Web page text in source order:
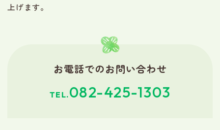
上げます。
お電話でのお問い合わせ
TEL.082-425-1303